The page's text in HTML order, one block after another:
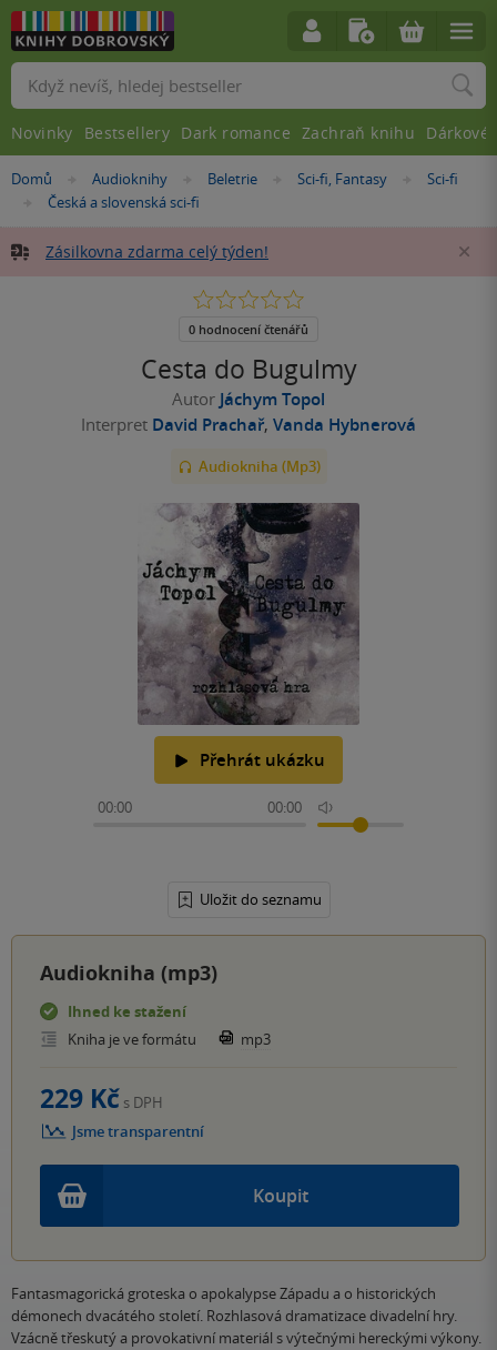
Nacházíte
Domů »Audioknihy »Beletrie »
Sci-fi, Fantasy »
Sci-fi
»
Česká a slovenská sci-fi
Zásilkovna zdarma celý týden!
Cesta do Bugulmy
Autor Jáchym Topol
Interpret David Prachař, Vanda Hybnerová
Audiokniha (Mp3)
Přehrát ukázku
00:00 00:00
Uložit do seznamu
0.0
5
0 hodnocení čtenářů
Audiokniha (mp3)
Ihned ke stažení
Kniha je ve formátu
mp3
Koupit
229 Kč s DPH
Jsme transparentní
Fantasmagorická groteska o apokalypse Západu a o historických
démonech dvacátého století. Rozhlasová dramatizace divadelní hry.
Vzácně třeskutý a provokativní materiál s výtečnými hereckými výkony.
Vyhledávání
Novinky Bestsellery Dark romance Zachraň knihu Dárkové